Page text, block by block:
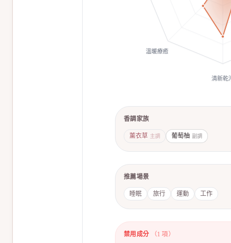
清新乾
溫暖療癒
香調家族
薰衣草 主調 葡萄柚 副調
推薦場景
睡眠 旅行 運動 工作
禁用成分 （1 項）